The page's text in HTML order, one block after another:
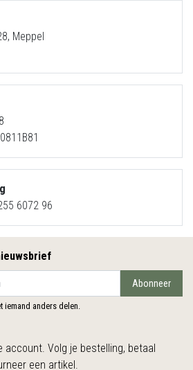
Meppel
6072 96
Abonneer
iemand anders delen.
account. Volg je bestelling, betaal
een artikel.